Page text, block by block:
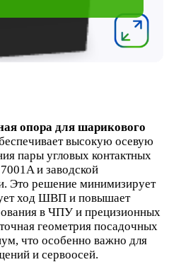
опора для шарикового
высокую осевую
пары угловых контактных
и заводской
Это решение минимизирует
ход ШВП и повышает
в ЧПУ и прецизионных
геометрия посадочных
что особенно важно для
и сервоосей.